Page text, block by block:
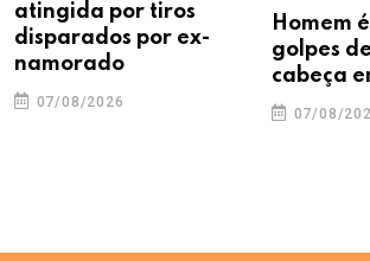
atingida por tiros
disparados por ex-
namorado
07/08/2026
Homem
golpes
cabeça
07/08/